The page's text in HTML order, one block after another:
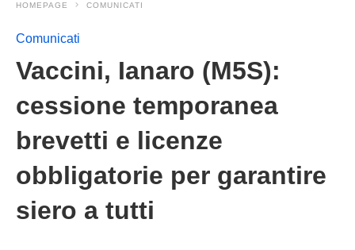
HOMEPAGE COMUNICATI
Comunicati
Vaccini, Ianaro (M5S):
cessione temporanea
brevetti e licenze
obbligatorie per garantire
siero a tutti